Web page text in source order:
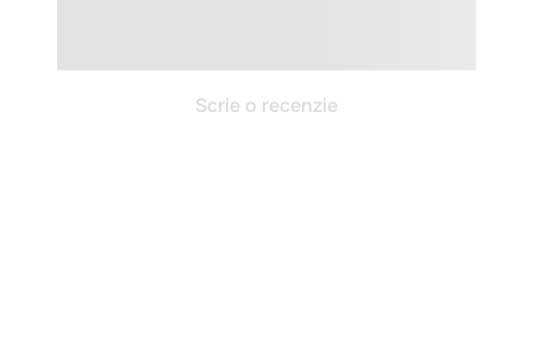
Scrie o recenzie